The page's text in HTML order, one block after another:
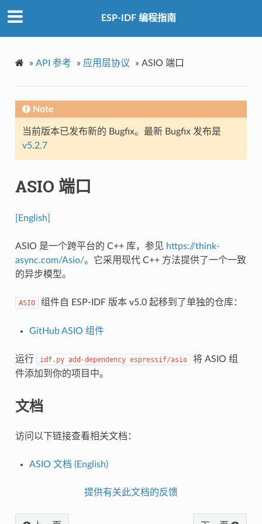
ESP-IDF 编程指南
» API 参考 » 应用层协议 » ASIO 端口
Note
当前版本已发布新的 Bugfix。最新 Bugfix 发布是
v5.2.7
ASIO 端口
[English]
ASIO 是一个跨平台的 C++ 库，参见 https://think-
async.com/Asio/。它采用现代 C++ 方法提供了一个一致
的异步模型。
ASIO 组件自 ESP-IDF 版本 v5.0 起移到了单独的仓库：
GitHub ASIO 组件
运行 idf.py add-dependency espressif/asio
将 ASIO 组
件添加到你的项目中。
文档
访问以下链接查看相关文档：
ASIO 文档 (English)
提供有关此文档的反馈